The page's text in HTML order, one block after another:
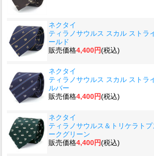
ネクタイ
ティラノサウルス スカル ストラ
ールド
販売価格4,400円(税込)
ネクタイ
ティラノサウルス スカル ストラ
ルバー
販売価格4,400円(税込)
ネクタイ
ティラノサウルス＆トリケラト
ークグリーン
販売価格4,400円(税込)